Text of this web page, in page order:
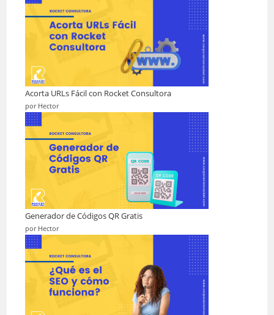
Acorta URLs Fácil con Rocket Consultora
por Hector
Generador de Códigos QR Gratis
por Hector